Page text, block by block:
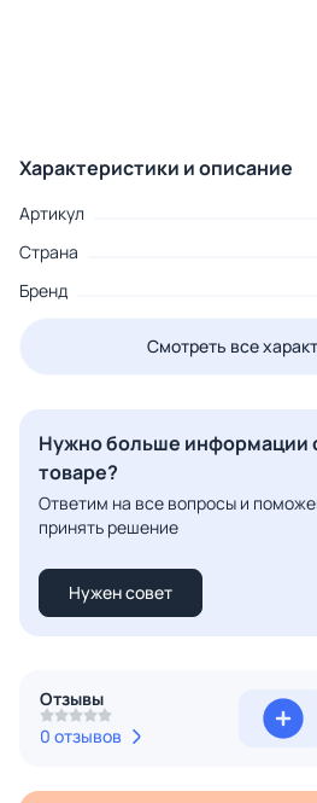
Характеристики и описание
Артикул
Страна
Бренд
Смотреть все
Нужно больше информации
товаре?
Ответим на все вопросы и
принять решение
Нужен совет
Отзывы
0 отзывов